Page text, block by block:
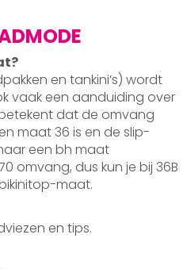
en tankini’s) wordt
vaak een aanduiding over
dat de omvang
maat 36 is en de slip-
een bh maat
omvang, dus kun je bij 36B
maat.
en tips.